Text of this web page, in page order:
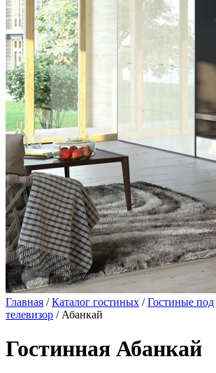
Главная /Каталог гостиных /Гостиные под
телевизор / Абанкай
Гостинная Абанкай